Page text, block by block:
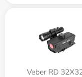
Veber RD